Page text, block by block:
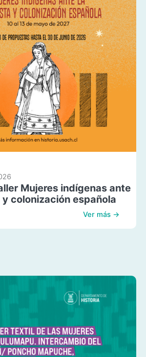
Mujeres indígenas ante
colonización española
Ver más →